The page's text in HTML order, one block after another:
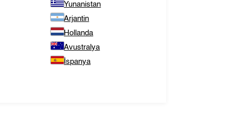
Yunanistan
Arjantin
Hollanda
Avustralya
İspanya